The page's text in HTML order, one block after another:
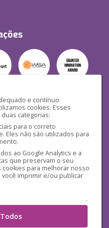
e contínuo
cookies. Esses
categorias:
para o correto
Eles não são utilizados para
ao Google Analytics e a
que preservam o seu
para melhorar nosso
você imprimir e/ou publicar
.